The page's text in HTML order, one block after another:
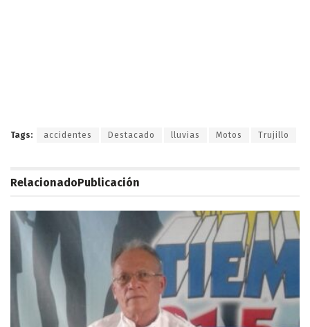
Tags: accidentes Destacado lluvias Motos Trujillo
RelacionadoPublicación